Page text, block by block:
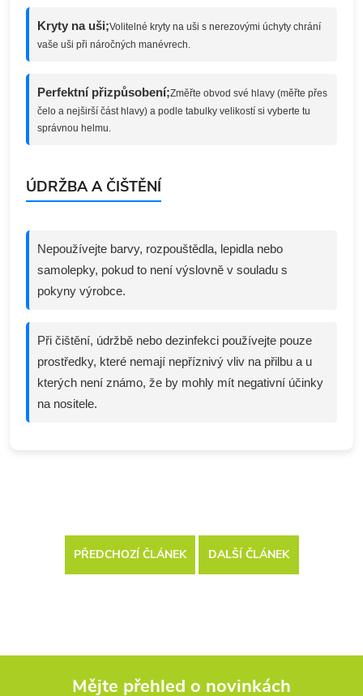
Kryty na uši;Volitelné kryty na uši s nerezovými úchyty chrání
vaše uši při náročných manévrech.
Perfektní přizpůsobení;Změřte obvod své hlavy (měřte přes
čelo a nejširší část hlavy) a podle tabulky velikostí si vyberte tu
správnou helmu.
ÚDRŽBA A ČIŠTĚNÍ
Nepoužívejte barvy, rozpouštědla, lepidla nebo
samolepky, pokud to není výslovně v souladu s
pokyny výrobce.
Při čištění, údržbě nebo dezinfekci používejte pouze
prostředky, které nemají nepříznivý vliv na přilbu a u
kterých není známo, že by mohly mít negativní účinky
na nositele.
PŘEDCHOZÍ ČLÁNEK DALŠÍ ČLÁNEK
Mějte přehled o novinkách